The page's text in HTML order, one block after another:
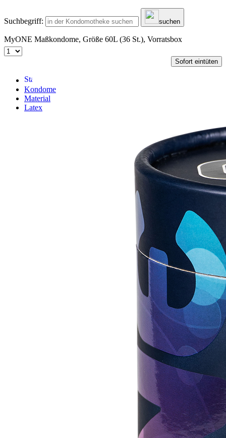
Suchbegriff: suchen
MyONE Maßkondome, Größe 60L (36 St.), Vorratsbox
Sofort eintüten
Kondome
Material
Latex